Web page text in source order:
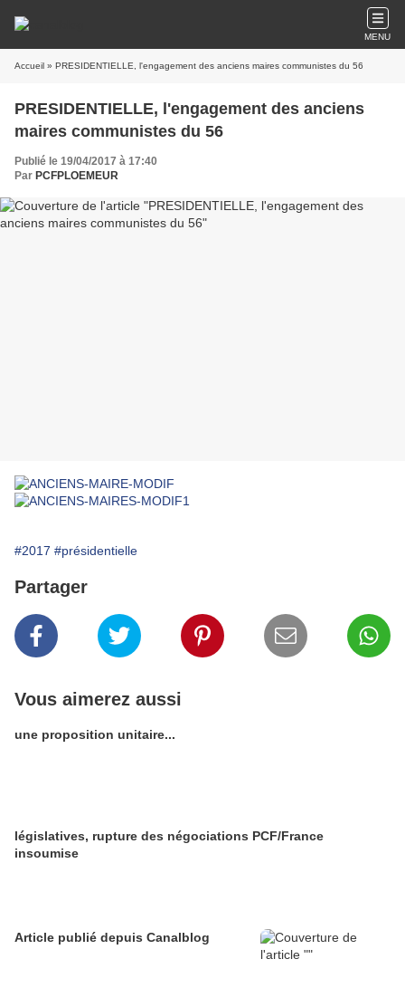
MENU
Accueil » PRESIDENTIELLE, l'engagement des anciens maires communistes du 56
PRESIDENTIELLE, l'engagement des anciens
maires communistes du 56
Publié le 19/04/2017 à 17:40
Par PCFPLOEMEUR
#2017 #présidentielle
Partager
Vous aimerez aussi
une proposition unitaire...
législatives, rupture des négociations PCF/France
insoumise
Article publié depuis Canalblog